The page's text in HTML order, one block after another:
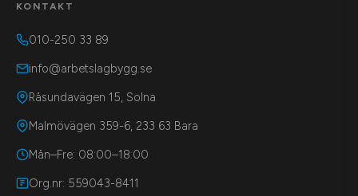
KONTAKT
010-250 33 89
info@arbetslagbygg.se
Råsundavägen 15, Solna
Malmövägen 359-6, 233 63 Bara
Mån–Fre: 08:00–18:00
Org.nr: 559043-8411